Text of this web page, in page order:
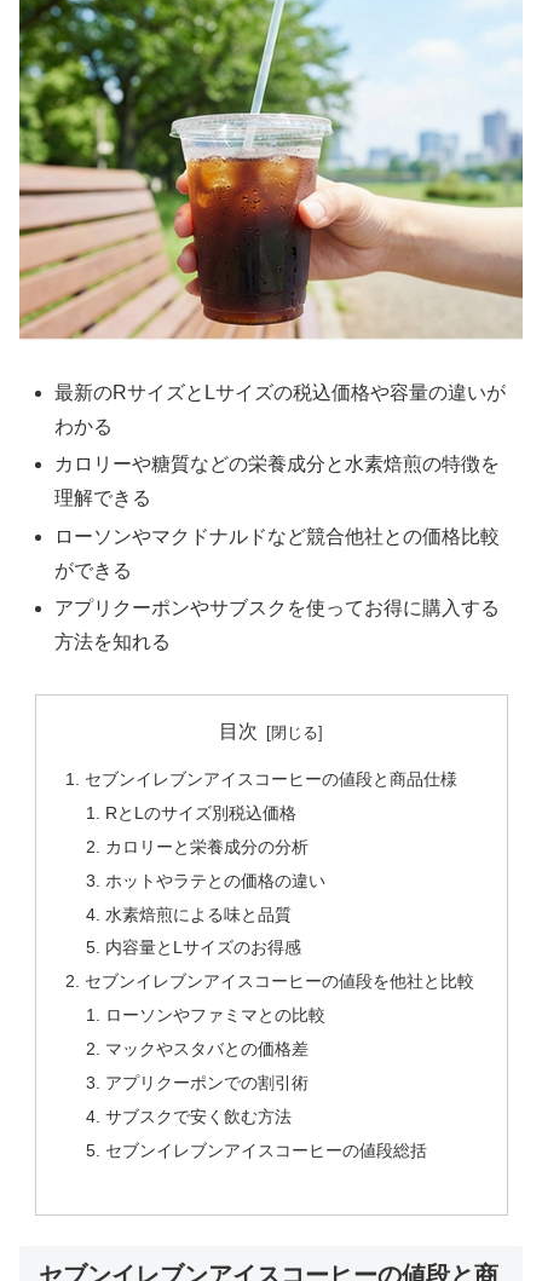
最新のRサイズとLサイズの税込価格や容量の違いが
わかる
カロリーや糖質などの栄養成分と水素焙煎の特徴を
理解できる
ローソンやマクドナルドなど競合他社との価格比較
ができる
アプリクーポンやサブスクを使ってお得に購入する
方法を知れる
目次
セブンイレブンアイスコーヒーの値段と商品仕様
RとLのサイズ別税込価格
カロリーと栄養成分の分析
ホットやラテとの価格の違い
水素焙煎による味と品質
内容量とLサイズのお得感
セブンイレブンアイスコーヒーの値段を他社と比較
ローソンやファミマとの比較
マックやスタバとの価格差
アプリクーポンでの割引術
サブスクで安く飲む方法
セブンイレブンアイスコーヒーの値段総括
セブンイレブンアイスコーヒーの値段と商